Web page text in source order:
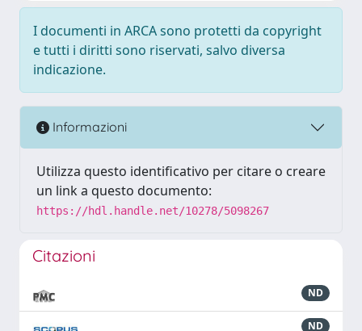
I documenti in ARCA sono protetti da copyright
e tutti i diritti sono riservati, salvo diversa
indicazione.
Informazioni
Utilizza questo identificativo per citare o creare
un link a questo documento:
https://hdl.handle.net/10278/5098267
Citazioni
ND
ND